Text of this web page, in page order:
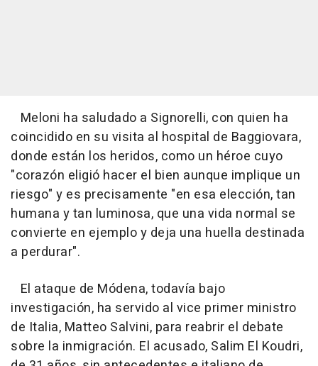
Meloni ha saludado a Signorelli, con quien ha
coincidido en su visita al hospital de Baggiovara,
donde están los heridos, como un héroe cuyo
"corazón eligió hacer el bien aunque implique un
riesgo" y es precisamente "en esa elección, tan
humana y tan luminosa, que una vida normal se
convierte en ejemplo y deja una huella destinada
a perdurar".
El ataque de Módena, todavía bajo
investigación, ha servido al vice primer ministro
de Italia, Matteo Salvini, para reabrir el debate
sobre la inmigración. El acusado, Salim El Koudri,